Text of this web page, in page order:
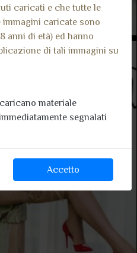
caricati e che tutte le
immagini caricate sono
anni di età) ed hanno
di tali immagini su
materiale
segnalati
Accetto